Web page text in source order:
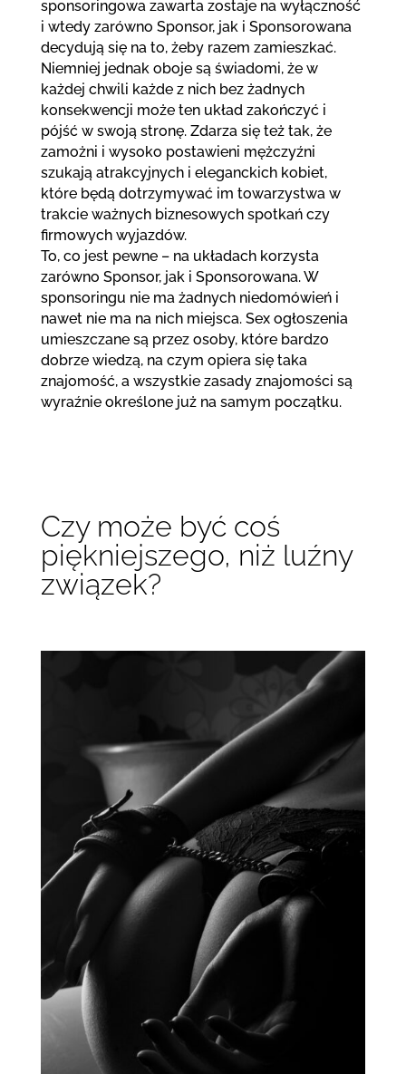
sponsoringowa zawarta zostaje na wyłączność
i wtedy zarówno Sponsor, jak i Sponsorowana
decydują się na to, żeby razem zamieszkać.
Niemniej jednak oboje są świadomi, że w
każdej chwili każde z nich bez żadnych
konsekwencji może ten układ zakończyć i
pójść w swoją stronę. Zdarza się też tak, że
zamożni i wysoko postawieni mężczyźni
szukają atrakcyjnych i eleganckich kobiet,
które będą dotrzymywać im towarzystwa w
trakcie ważnych biznesowych spotkań czy
firmowych wyjazdów.
To, co jest pewne – na układach korzysta
zarówno Sponsor, jak i Sponsorowana. W
sponsoringu nie ma żadnych niedomówień i
nawet nie ma na nich miejsca. Sex ogłoszenia
umieszczane są przez osoby, które bardzo
dobrze wiedzą, na czym opiera się taka
znajomość, a wszystkie zasady znajomości są
wyraźnie określone już na samym początku.
Czy może być coś
piękniejszego, niż luźny
związek?